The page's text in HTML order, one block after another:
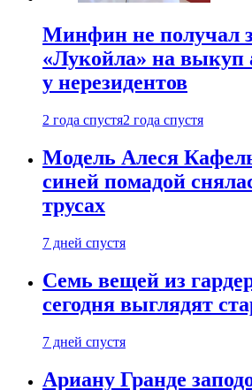
Минфин не получал
«Лукойла» на выкуп
у нерезидентов
2 года спустя2 года спустя
Модель Алеся
синей помадой
трусах
7 дней спустя
Семь вещей из
сегодня выглядят
7 дней спустя
Ариану Гранде